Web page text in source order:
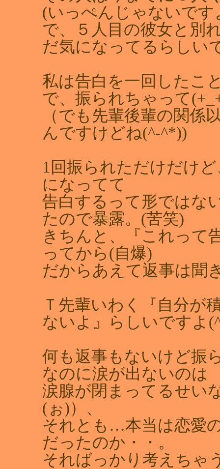
(いっぺんじゃないです
で、５人目の彼女と別
だ気になってるらしい
私は告白を一回したこ
で、振られちゃって
（でも先輩後輩の関係
んですけどね(^-^*))
1回振られただけだけ
になってて
告白するって形ではな
たので暴露。(苦笑)
きちんと、『これって
ってから(自爆)
だからあえて返事は聞
Ｔ先輩いわく『自分が
ないよ』らしいですよ
何も返事もないけど振
なのに涙が出ないのは
涙腺が閉まってるせい
(ぉ)）、
それとも…本当は恋愛
だったのか・・。
そればっかり考えちゃ